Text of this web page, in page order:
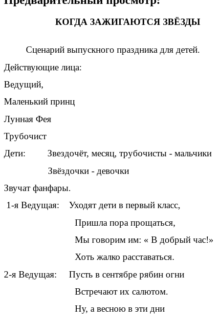
КОГДА ЗАЖИГАЮТСЯ ЗВЁЗДЫ
Сценарий выпускного праздника для детей.
Действующие лица:
Ведущий,
Маленький принц
Лунная Фея
Трубочист
Дети: Звездочёт, месяц, трубочисты - мальчики
Звёздочки - девочки
Звучат фанфары.
1-я Ведущая: Уходят дети в первый класс,
Пришла пора прощаться,
Мы говорим им: « В добрый час!»
Хоть жалко расставаться.
2-я Ведущая: Пусть в сентябре рябин огни
Встречают их салютом.
Ну, а весною в эти дни